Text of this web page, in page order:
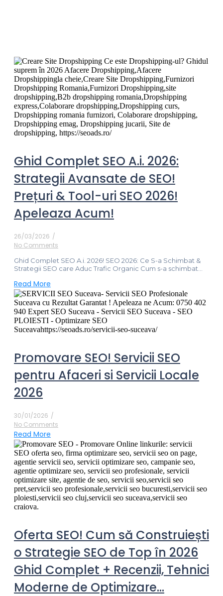
Ghid Complet SEO A.i. 2026:
Strategii Avansate de SEO!
Prețuri & Tool-uri SEO 2026!
Apeleaza Acum!
26/03/2026 /
No Comments
Ghid Complet SEO A.i. 2026! SEO 2026: Ce S-a Schimbat &
Strategii SEO care Aduc Trafic Organic Cum s-a schimbat...
Read More
Promovare SEO! Servicii SEO
pentru Afaceri si Servicii Locale
2026
30/01/2026 /
No Comments
Read More
Oferta SEO! Cum să Construiești
o Strategie SEO de Top în 2026
Ghid Complet + Recenzii, Tehnici
Moderne de Optimizare…